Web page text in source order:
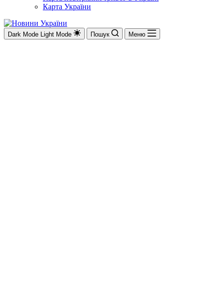
Карта України
Dark Mode Light Mode Пошук Меню